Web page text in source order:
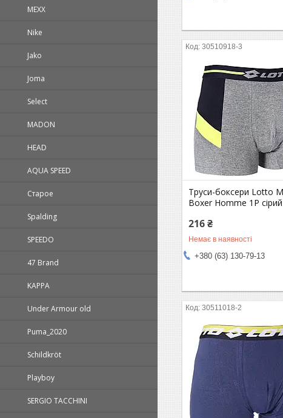
MEXX
Nike
Jako
Joma
Select
MADON
HEAD
AQUA SPEED
Старое
Spalding
SPEEDO
47 Brand
KAPPA
Under Armour old
Puma_2020
Schildkröt
Playboy
SERGIO TACCHINI
30510918-3
Труси-боксери Lotto
Boxer Homme 1P
216 ₴
Немає в наявності
+380 (63) 130-79-13
30511018-2